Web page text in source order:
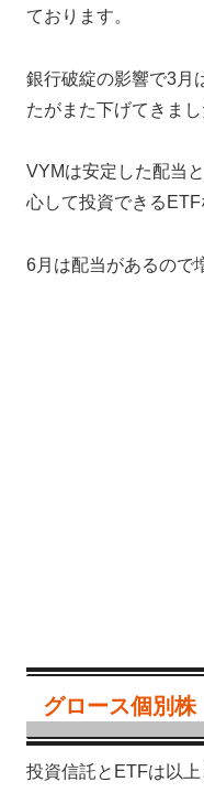
ております。
銀行破綻の影響で3月
たがまた下げてきまし
VYMは安定した配当
心して投資できるETF
6月は配当があるので
グロース個別株
投資信託とETFは以上